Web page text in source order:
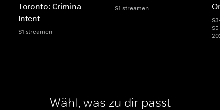
Toronto: Criminal
Intent
S1 streamen
S1 streamen
Wähl, was zu dir passt